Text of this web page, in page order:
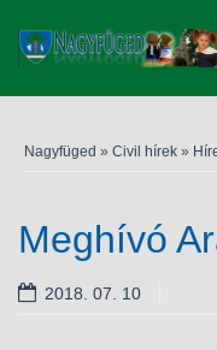
Nagyfüged » Civil hírek »
Meghívó
2018. 07. 10